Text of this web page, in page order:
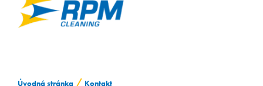
KONTAKT
Úvodná stránka / Kontakt